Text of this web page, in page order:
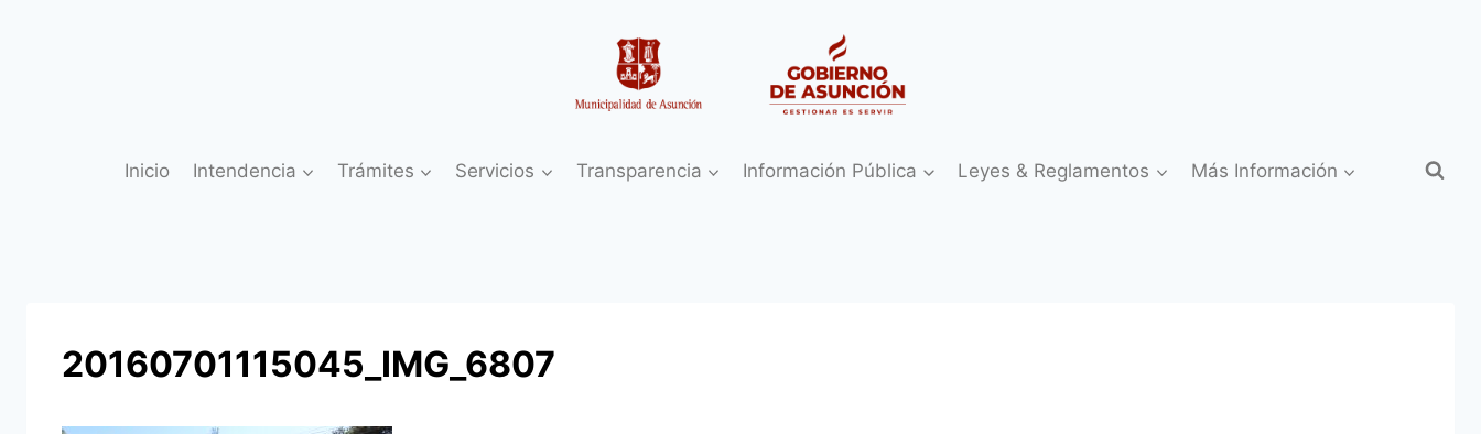
Inicio Intendencia Trámites Servicios Transparencia Información Pública Leyes & Reglamentos Más Información
20160701115045_IMG_6807